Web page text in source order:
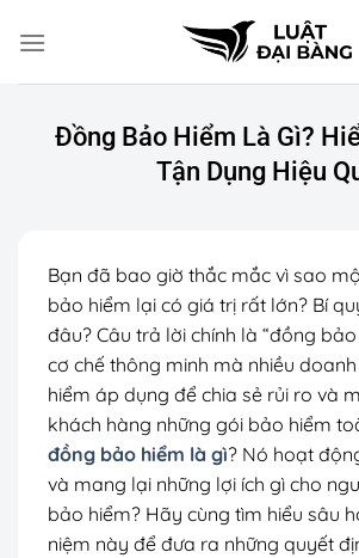
đến
Đồng Bảo Hiểm Là Gì?
Tận Dụng Hiệu
Bạn đã bao giờ thắc mắc vì sao
bảo hiểm lại có giá trị rất lớn? Bí
đâu? Câu trả lời chính là “đồng
cơ chế thông minh mà nhiều
hiểm áp dụng để chia sẻ rủi ro và
khách hàng những gói bảo hiểm
đồng bảo hiểm là gì? Nó hoạt
và mang lại những lợi ích gì cho
bảo hiểm? Hãy cùng tìm hiểu sâu
niệm này để đưa ra những quyết